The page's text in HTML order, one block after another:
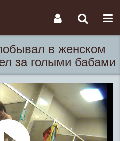
Toggle
в женском
за голыми бабами